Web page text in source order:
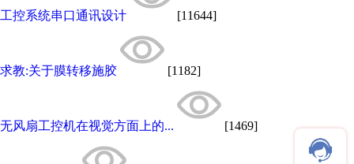
工控系统串口通讯设计 [11644]
求教:关于膜转移施胶 [1182]
无风扇工控机在视觉方面上的... [1469]